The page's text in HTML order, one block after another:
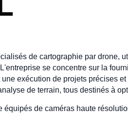
de cartographie par drone,
se concentre sur la
exécution de projets précises
de terrain, tous destinés à
équipés de caméras haute